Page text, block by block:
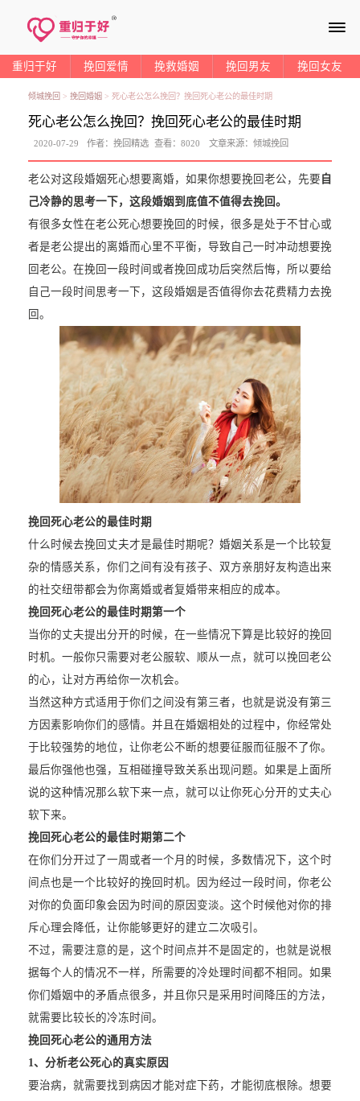
≡
重归于好 挽回爱情 挽救婚姻 挽回男友 挽回女友
倾城挽回 > 挽回婚姻 > 死心老公怎么挽回？挽回死心老公的最佳时期
死心老公怎么挽回？挽回死心老公的最佳时期
2020-07-29 作者：挽回精选 查看：8020 文章来源： 倾城挽回
老公对这段婚姻死心想要离婚，如果你想要挽回老公，先要 自
己冷静的思考一下，这段婚姻到底值不值得去挽回。
有很多女性在老公死心想要挽回的时候，很多是处于不甘心或
者是老公提出的离婚而心里不平衡，导致自己一时冲动想要挽
回老公。在挽回一段时间或者挽回成功后突然后悔，所以要给
自己一段时间思考一下，这段婚姻是否值得你去花费精力去挽
回。
挽回死心老公的最佳时期
什么时候去挽回丈夫才是最佳时期呢？婚姻关系是一个比较复
杂的情感关系，你们之间有没有孩子、双方亲朋好友构造出来
的社交纽带都会为你离婚或者复婚带来相应的成本。
挽回死心老公的最佳时期第一个
当你的丈夫提出分开的时候，在一些情况下算是比较好的挽回
时机。一般你只需要对老公服软、顺从一点，就可以挽回老公
的心，让对方再给你一次机会。
当然这种方式适用于你们之间没有第三者，也就是说没有第三
方因素影响你们的感情。并且在婚姻相处的过程中，你经常处
于比较强势的地位，让你老公不断的想要征服而征服不了你。
最后你强他也强，互相碰撞导致关系出现问题。如果是上面所
说的这种情况那么软下来一点，就可以让你死心分开的丈夫心
软下来。
挽回死心老公的最佳时期第二个
在你们分开过了一周或者一个月的时候，多数情况下，这个时
间点也是一个比较好的挽回时机。因为经过一段时间，你老公
对你的负面印象会因为时间的原因变淡。这个时候他对你的排
斥心理会降低，让你能够更好的建立二次吸引。
不过，需要注意的是，这个时间点并不是固定的，也就是说根
据每个人的情况不一样，所需要的冷处理时间都不相同。如果
你们婚姻中的矛盾点很多，并且你只是采用时间降压的方法，
就需要比较长的冷冻时间。
挽回死心老公的通用方法
1、分析老公死心的真实原因
要治病，就需要找到病因才能对症下药，才能彻底根除。想要